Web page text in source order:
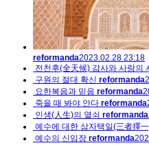
reformanda2023.02.28 23:18
전천후(全天候) 감사와 사랑의
구원의 절대 확신 reformanda
요한복음과 믿음 reformanda
죽을 때 봐야 안다 reformanda
인생(人生)의 열쇠 reformanda
예수에 대한 삼자택일(三者擇
예수의 신임장 reformanda